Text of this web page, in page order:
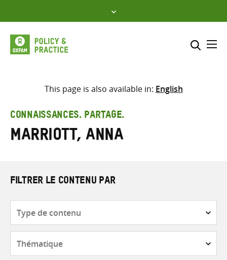
to
content
Sélectionner l’emplacement
Saisir
les
termes
This page is also available in: English
CONNAISSANCES. PARTAGE.
Marriott, Anna
FILTRER LE CONTENU PAR
contenu